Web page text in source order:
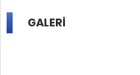
GALERİ